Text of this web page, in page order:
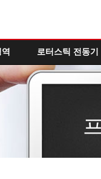
로터스틱 전동기